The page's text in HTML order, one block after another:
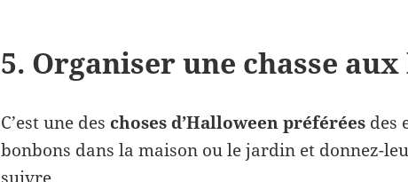
5. Organiser une chasse
C’est une des choses d’Halloween préférées des
bonbons dans la maison ou le jardin et donnez-